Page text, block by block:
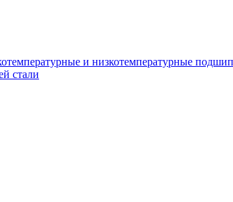
и низкотемпературные
стали